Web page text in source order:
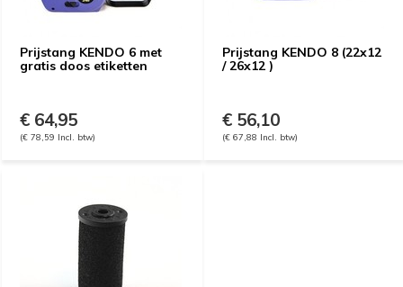
Prijstang KENDO 6 met
gratis doos etiketten
€ 64,95
(€ 78,59 Incl. btw)
Prijstang KENDO 8 (22x12
/ 26x12 )
€ 56,10
(€ 67,88 Incl. btw)